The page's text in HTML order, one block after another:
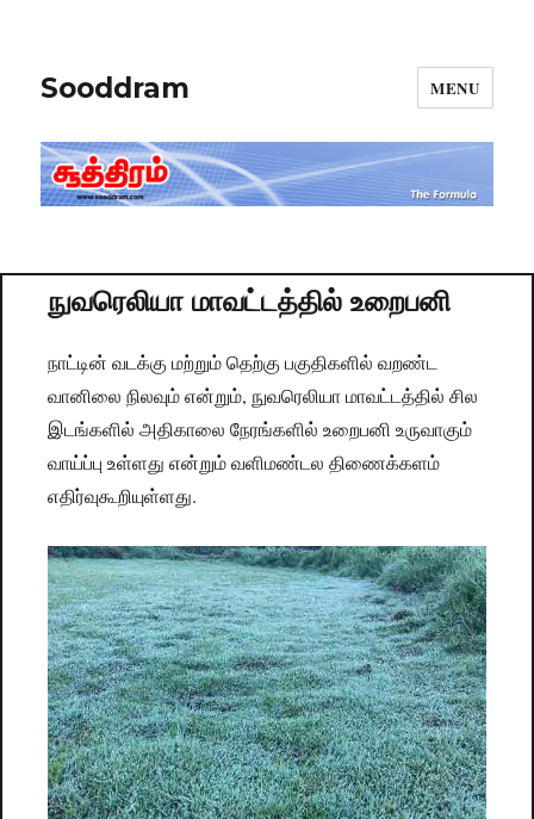
Sooddram MENU
நுவரெலியா மாவட்டத்தில் உறைபனி
நாட்டின் வடக்கு மற்றும் தெற்கு பகுதிகளில் வறண்ட
வானிலை நிலவும் என்றும், நுவரெலியா மாவட்டத்தில் சில
இடங்களில் அதிகாலை நேரங்களில் உறைபனி உருவாகும்
வாய்ப்பு உள்ளது என்றும் வளிமண்டல திணைக்களம்
எதிர்வுகூறியுள்ளது.